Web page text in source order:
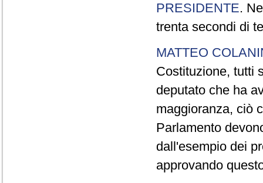
PRESIDENTE.
trenta secondi di
MATTEO
Costituzione, tutti
deputato che ha
maggioranza, ciò
Parlamento
dall'esempio dei
approvando